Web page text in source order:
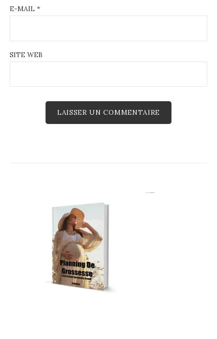
E-MAIL *
SITE WEB